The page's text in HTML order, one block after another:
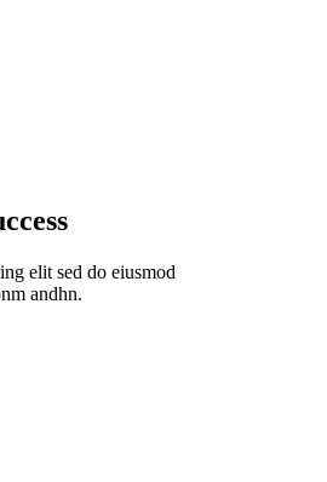
elit sed do eiusmod
andhn.